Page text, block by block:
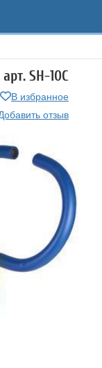
SH-10С
В избранное
отзыв